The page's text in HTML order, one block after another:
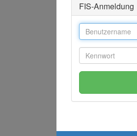
FIS-Anmeldung